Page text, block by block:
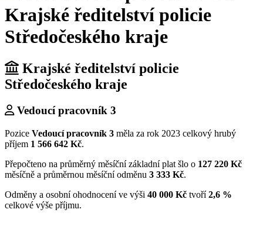
Krajské ředitelství policie
Středočeského kraje
Krajské ředitelství policie
Středočeského kraje
Vedoucí pracovník 3
Pozice Vedoucí pracovník 3 měla za rok 2023 celkový hrubý
příjem 1 566 642 Kč.
Přepočteno na průměrný měsíční základní plat šlo o 127 220 Kč
měsíčně a průměrnou měsíční odměnu 3 333 Kč.
Odměny a osobní ohodnocení ve výši 40 000 Kč tvoří2,6 %
celkové výše příjmu.